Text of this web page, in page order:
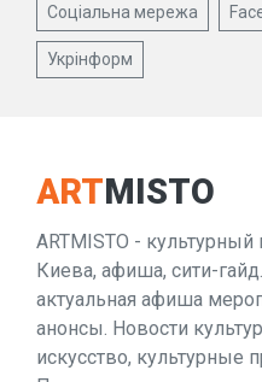
Соціальна мережа
Укрінформ
ARTMISTO
ARTMISTO -
Киева, афиша, сити-
актуальная афиша
анонсы. Новости
искусство, культурные